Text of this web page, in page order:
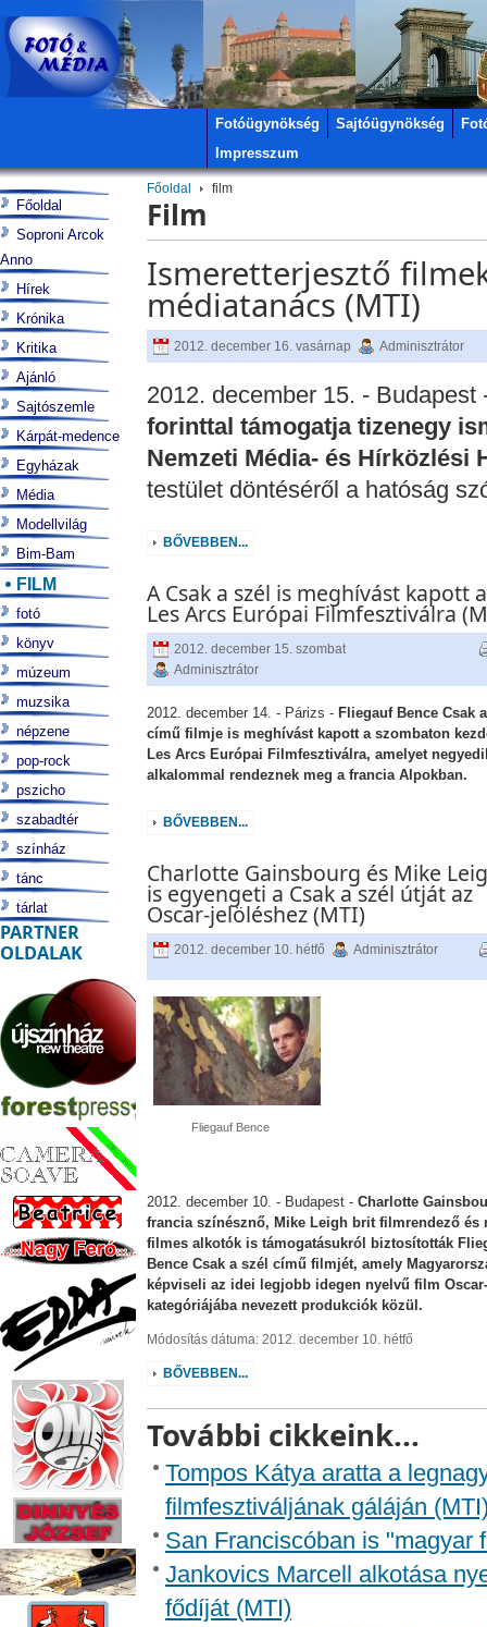
Fotóügynökség Sajtóügynökség
Impresszum
Főoldal film
Film
Ismeretterjesztő
médiatanács (MTI)
2012. december 16. vasárnap Adminisztrátor
2012. december 15. - Budapest
forinttal támogatja tizenegy
Nemzeti Média- és Hírközlési
testület döntéséről a hatóság
BŐVEBBEN...
A Csak a szél is meghívást kapott a
Les Arcs Európai Filmfesztiválra
2012. december 15. szombat
Adminisztrátor
2012. december 14. - Párizs - Fliegauf Bence Csak
című filmje is meghívást kapott a szombaton
Les Arcs Európai Filmfesztiválra, amelyet
alkalommal rendeznek meg a francia Alpokban.
BŐVEBBEN...
Charlotte Gainsbourg és Mike
is egyengeti a Csak a szél útját az
Oscar-jelöléshez (MTI)
2012. december 10. hétfő Adminisztrátor
Fliegauf Bence
2012. december 10. - Budapest - Charlotte
francia színésznő, Mike Leigh brit filmrendező és
filmes alkotók is támogatásukról biztosították
Bence Csak a szél című filmjét, amely
képviseli az idei legjobb idegen nyelvű film Oscar-
kategóriájába nevezett produkciók közül.
Módosítás dátuma: 2012. december 10. hétfő
BŐVEBBEN...
További cikkeink...
Tompos Kátya aratta a
filmfesztiváljának gáláján
San Franciscóban is "magyar
Jankovics Marcell alkotása
fődíját (MTI)
Főoldal
Soproni Arcok
Anno
Hírek
Krónika
Kritika
Ajánló
Sajtószemle
Kárpát-medence
Egyházak
Média
Modellvilág
Bim-Bam
FILM
fotó
könyv
múzeum
muzsika
népzene
pop-rock
pszicho
szabadtér
színház
tánc
tárlat
PARTNER
OLDALAK